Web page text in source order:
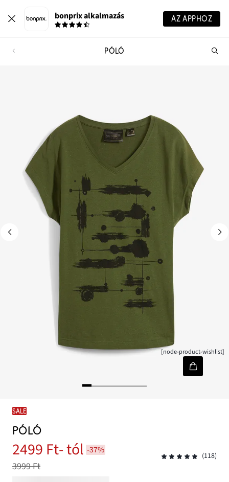
bonprix alkalmazás AZ APPHOZ
PÓLÓ
[node-product-wishlist]
SALE
PÓLÓ
2499 Ft- tól -37%
3999 Ft
(118)